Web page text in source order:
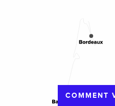
COMMENT